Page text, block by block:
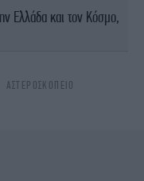
Ελλάδα και τον Κόσμο,
ΑΣΤΕΡΟΣΚΟΠΕΊΟ